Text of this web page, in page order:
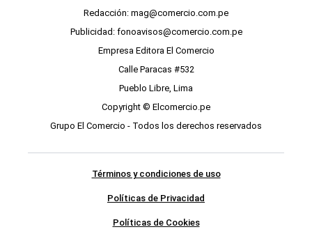
Redacción: mag@comercio.com.pe
Publicidad: fonoavisos@comercio.com.pe
Empresa Editora El Comercio
Calle Paracas #532
Pueblo Libre, Lima
Copyright © Elcomercio.pe
Grupo El Comercio - Todos los derechos reservados
Términos y condiciones de uso
Políticas de Privacidad
Políticas de Cookies